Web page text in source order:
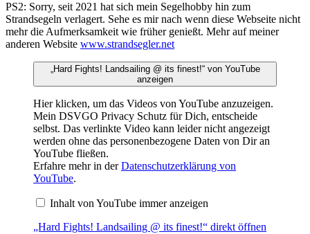
PS2: Sorry, seit 2021 hat sich mein Segelhobby hin zum
Strandsegeln verlagert. Sehe es mir nach wenn diese Webseite nicht
mehr die Aufmerksamkeit wie früher genießt. Mehr auf meiner
anderen Website www.strandsegler.net
„Hard Fights! Landsailing @ its finest!“ von YouTube
anzeigen
Hier klicken, um das Videos von YouTube anzuzeigen.
Mein DSVGO Privacy Schutz für Dich, entscheide
selbst. Das verlinkte Video kann leider nicht angezeigt
werden ohne das personenbezogene Daten von Dir an
YouTube fließen.
Erfahre mehr in derDatenschutzerklärung von
YouTube.
Inhalt von YouTube immer anzeigen
„Hard Fights! Landsailing @ its finest!“ direkt öffnen